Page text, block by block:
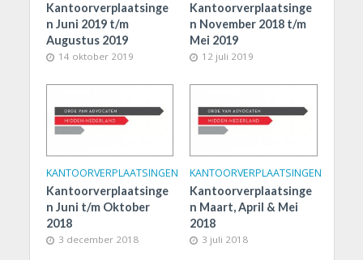
Kantoorverplaatsinge
n Juni 2019 t/m
Augustus 2019
14 oktober 2019
Kantoorverplaatsinge
n November 2018 t/m
Mei 2019
12 juli 2019
KANTOORVERPLAATSINGEN
Kantoorverplaatsinge
n Juni t/m Oktober
2018
3 december 2018
KANTOORVERPLAATSINGEN
Kantoorverplaatsinge
n Maart, April & Mei
2018
3 juli 2018